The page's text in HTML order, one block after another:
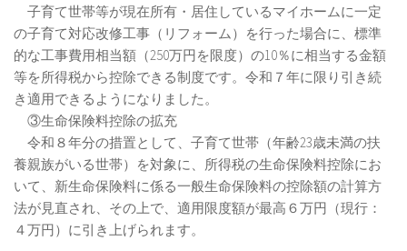
子育て世帯等が現在所有・居住しているマイホームに一定
の子育て対応改修工事（リフォーム）を行った場合に、標準
的な工事費用相当額（250万円を限度）の10％に相当する金額
等を所得税から控除できる制度です。令和７年に限り引き続
き適用できるようになりました。
③生命保険料控除の拡充
令和８年分の措置として、子育て世帯（年齢23歳未満の扶
養親族がいる世帯）を対象に、所得税の生命保険料控除にお
いて、新生命保険料に係る一般生命保険料の控除額の計算方
法が見直され、その上で、適用限度額が最高６万円（現行：
４万円）に引き上げられます。